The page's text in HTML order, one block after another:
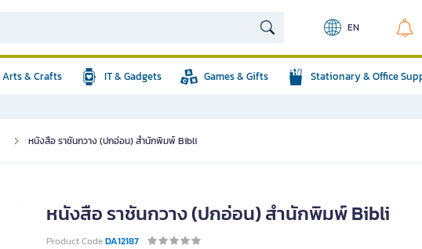
EN
Arts & Crafts IT & Gadgets Games & Gifts Stationary & Office
หนังสือ ราชันกวาง (ปกอ่อน) สำนักพิมพ์ Bibli
หนังสือ ราชันกวาง (ปกอ่อน) สำนักพิมพ์ Bibli
Product CodeDA12187